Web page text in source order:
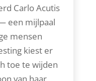
Carlo Acutis
een mijlpaal
mensen
kiest er
toe te wijden